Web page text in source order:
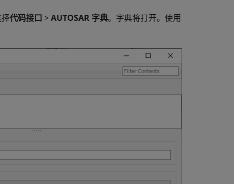
代码接口 >AUTOSAR 字典。字典将打开。使用